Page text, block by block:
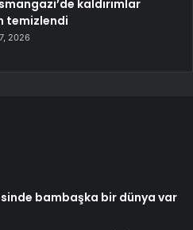
kaldırımlar
temizlendi
2026
bambaşka bir dünya var